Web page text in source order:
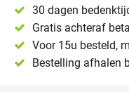
30 dagen
Gratis achteraf
Voor 15u besteld,
Bestelling afhalen